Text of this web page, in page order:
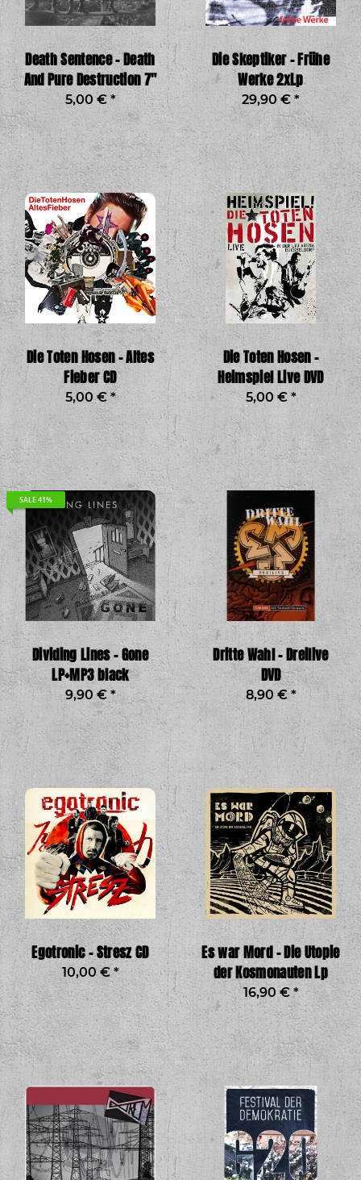
Death Sentence - Death
And Pure Destruction 7"
5,00 €*
Die Skeptiker - Frühe
Werke 2xLp
29,90 € *
Die Toten Hosen - Altes
Fieber CD
5,00 € *
Die Toten Hosen -
Heimspiel Live DVD
5,00 € *
SALE 41%
Dividing Lines - Gone
LP+MP3 black
9,90 € *
Dritte Wahl - Dreilive
DVD
8,90 €*
Egotronic - Stresz CD
10,00 €*
Es war Mord - Die Utopie
der Kosmonauten Lp
16,90 € *